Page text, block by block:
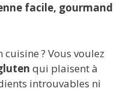
facile, gourmand
? Vous voulez
qui plaisent à
introuvables ni